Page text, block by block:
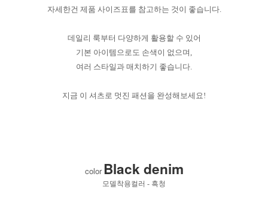
자세한건 제품 사이즈표를 참고하는 것이 좋습니다.
데일리 룩부터 다양하게 활용할 수 있어
기본 아이템으로도 손색이 없으며,
여러 스타일과 매치하기 좋습니다.
지금 이 셔츠로 멋진 패션을 완성해보세요!
color Black denim
모델착용컬러 - 흑청